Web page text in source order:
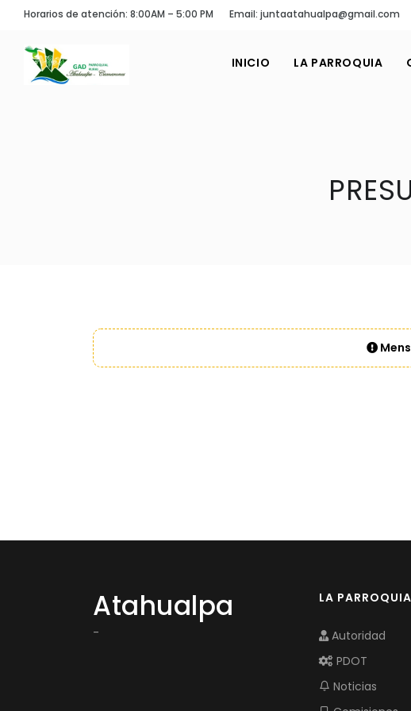
Horarios de atención: 8:00AM – 5:00 PM Email: juntaatahualpa@gmail.com
INICIO LA PARROQUIA
Atahualpa
-
LA PARROQUIA
Autoridad
PDOT
Noticias